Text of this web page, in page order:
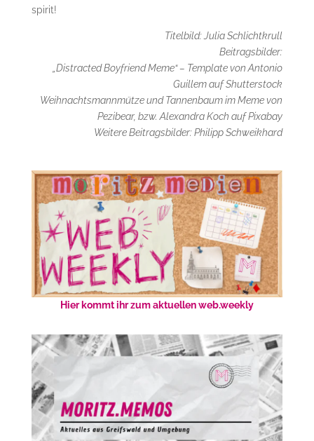
spirit!
Titelbild: Julia Schlichtkrull
Beitragsbilder:
„Distracted Boyfriend Meme“ – Template von Antonio
Guillem auf Shutterstock
Weihnachtsmannmütze und Tannenbaum im Meme von
Pezibear, bzw. Alexandra Koch auf Pixabay
Weitere Beitragsbilder: Philipp Schweikhard
Hier kommt ihr zum aktuellen web.weekly